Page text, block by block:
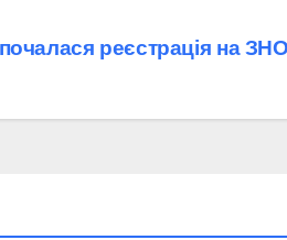
реєстрація на